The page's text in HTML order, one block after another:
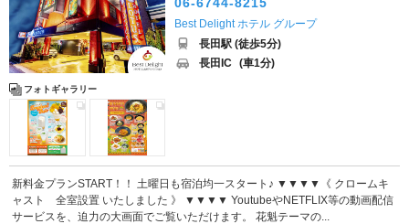
フォトギャラリー
06-6744-8215
Best Delight ホテル グループ
長田駅 (徒歩5分)
長田IC (車1分)
新料金プランSTART！！ 土曜日も宿泊均一スタート♪ ▼▼▼▼《 クロームキ
ャスト 全室設置 いたしました 》 ▼▼▼▼ YoutubeやNETFLIX等の動画配信
サービスを、迫力の大画面でご覧いただけます。 花魁テーマの...